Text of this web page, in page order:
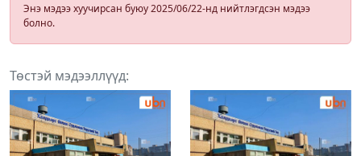
Энэ мэдээ хуучирсан буюу 2025/06/22-нд нийтлэгдсэн мэдээ
болно.
Төстэй мэдээллүүд: